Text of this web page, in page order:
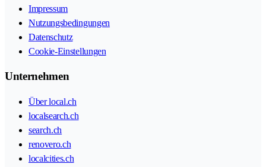
Impressum
Nutzungsbedingungen
Datenschutz
Cookie-Einstellungen
Unternehmen
Über local.ch
localsearch.ch
search.ch
renovero.ch
localcities.ch